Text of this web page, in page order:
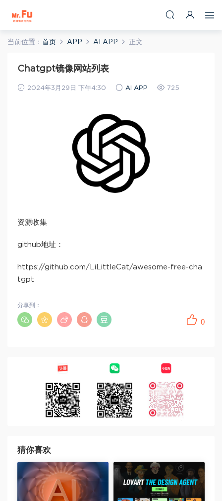
当前位置： 首页 APP AI APP 正文
Chatgpt镜像网站列表
2024年3月29日 下午4:30 AI APP 725
资源收集
github地址：
https://github.com/LiLittleCat/awesome-free-cha
tgpt
0
分享到：
猜你喜欢